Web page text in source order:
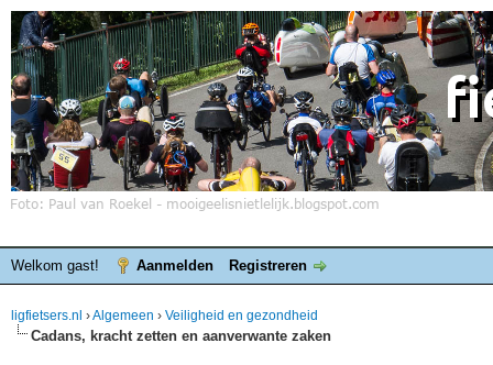
Welkom gast! Aanmelden Registreren
ligfietsers.nl ›Algemeen › Veiligheid en gezondheid
Cadans, kracht zetten en aanverwante zaken